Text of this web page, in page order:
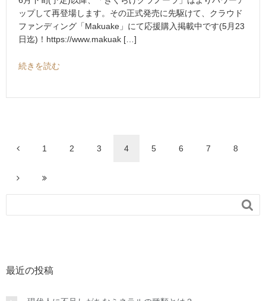
ップして再登場します。その正式発売に先駆けて、クラウド
ファンディング「Makuake」にて応援購入掲載中です(5月23
日迄)！https://www.makuak […]
続きを読む
1 2 3 4 5 6 7 8

最近の投稿